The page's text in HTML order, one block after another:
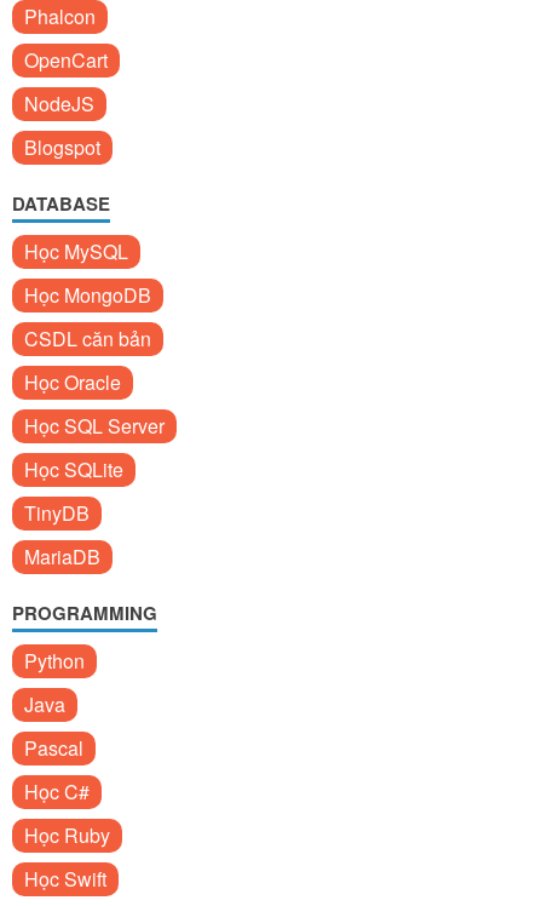
Phalcon
OpenCart
NodeJS
Blogspot
DATABASE
Học MySQL
Học MongoDB
CSDL căn bản
Học Oracle
Học SQL Server
Học SQLite
TinyDB
MariaDB
PROGRAMMING
Python
Java
Pascal
Học C#
Học Ruby
Học Swift